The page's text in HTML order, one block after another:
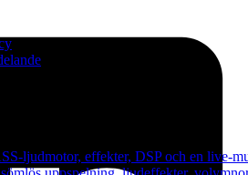
ljudmotor, effekter, DSP och en live-